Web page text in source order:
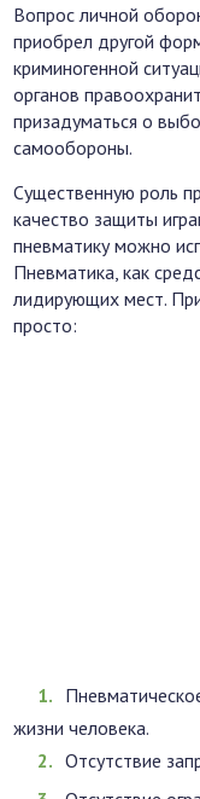
Вопрос личной
приобрел другой
криминогенной
органов
призадуматься о
самообороны.
Существенную роль
качество защиты
пневматику можно
Пневматика, как
лидирующих мест.
просто:
жизни человека.
Отсутствие